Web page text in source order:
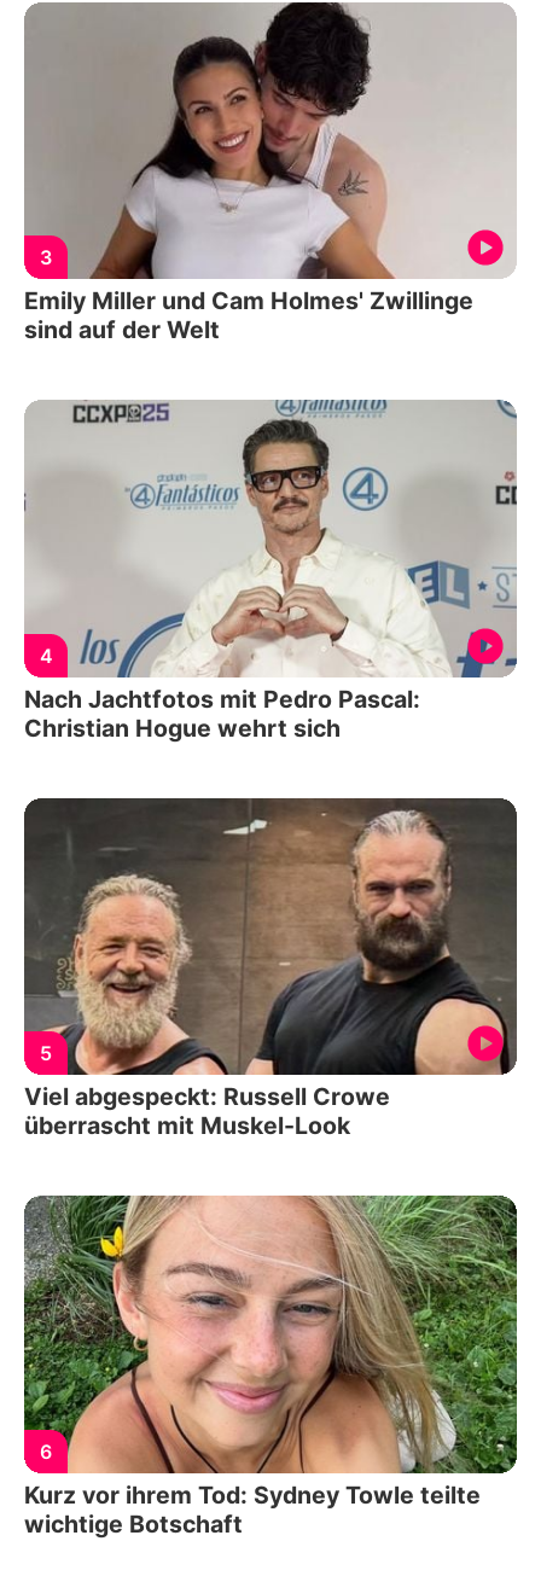
3
Emily Miller und Cam Holmes' Zwillinge
sind auf der Welt
4
Nach Jachtfotos mit Pedro Pascal:
Christian Hogue wehrt sich
5
Viel abgespeckt: Russell Crowe
überrascht mit Muskel-Look
6
Kurz vor ihrem Tod: Sydney Towle teilte
wichtige Botschaft